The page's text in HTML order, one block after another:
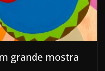
grande mostra